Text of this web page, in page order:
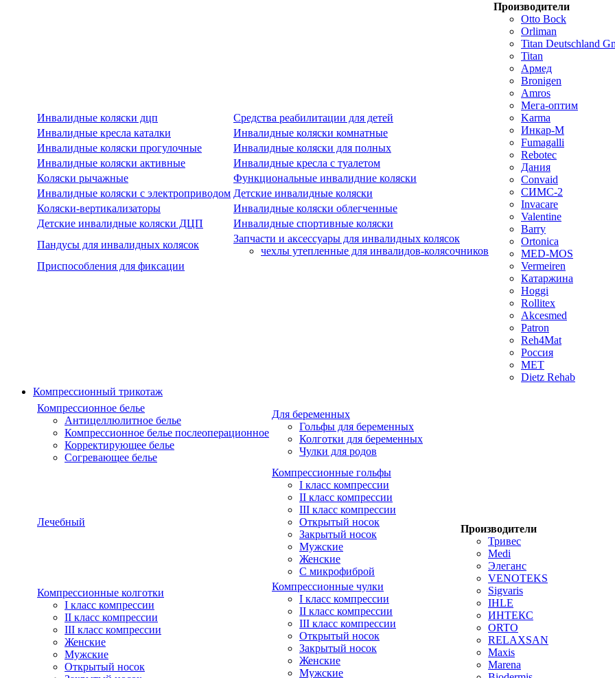
Инвалидные коляски дцп
Средства реабилитации для детей
Инвалидные кресла каталки
Инвалидные коляски комнатные
Инвалидные коляски прогулочные
Инвалидные коляски для полных
Инвалидные коляски активные
Инвалидные кресла с туалетом
Коляски рычажные
Функциональные инвалидние коляски
Инвалидные коляски с электроприводом Детские инвалидные коляски
Коляски-вертикализаторы
Инвалидные коляски облегченные
Детские инвалидные коляски ДЦП
Инвалидные спортивные коляски
Пандусы для инвалидных колясок
Запчасти и аксессуары для инвалидных колясок
чехлы утепленные для инвалидов-колясочников
Приспособления для фиксации
Производители
Otto Bock
Orliman
Titan Deutschland
Titan
Армед
Bronigen
Amros
Мега-оптим
Karma
Инкар-М
Fumagalli
Rebotec
Дания
Convaid
СИМС-2
Invacare
Valentine
Barry
Ortonica
MED-MOS
Vermeiren
Катаржина
Hoggi
Rollitex
Akcesmed
Patron
Reh4Mat
Россия
МЕТ
Dietz Rehab
Компрессионный трикотаж
Компрессионное белье
Антицеллюлитное белье
Компрессионное белье послеоперационное
Корректирующее белье
Согревающее белье
Для беременных
Гольфы для беременных
Колготки для беременных
Чулки для родов
Лечебный
Компрессионные гольфы
I класс компрессии
II класс компрессии
III класс компрессии
Открытый носок
Закрытый носок
Мужские
Женские
С микрофиброй
Компрессионные колготки
I класс компрессии
II класс компрессии
III класс компрессии
Женские
Мужские
Открытый носок
Компрессионные чулки
I класс компрессии
II класс компрессии
III класс компрессии
Открытый носок
Закрытый носок
Женские
Мужские
Производители
Тривес
Medi
Элеганс
VENOTEKS
Sigvaris
IHLE
ИНТЕКС
ORTO
RELAXSAN
Maxis
Marena